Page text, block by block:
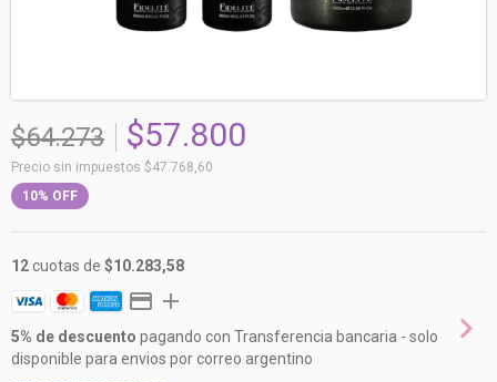
$64.273 $57.800
Precio sin impuestos $47.768,60
10% OFF
12cuotas de $10.283,58
5% de descuento pagando con Transferencia bancaria - solo
disponible para envios por correo argentino